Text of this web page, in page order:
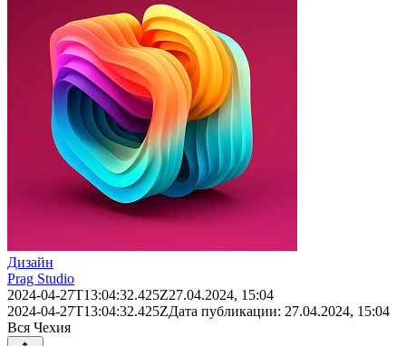
Дизайн
Prag Studio
2024-04-27T13:04:32.425Z27.04.2024, 15:04
2024-04-27T13:04:32.425ZДата публикации: 27.04.2024, 15:04
Вся Чехия